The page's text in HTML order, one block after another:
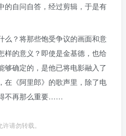
的自问自答，经过剪辑，于是有
么？将那些饱受争议的画面和意
样的意义？即使是金基德，也给
够确定的，是他已将电影融入了
在《阿里郎》的歌声里，除了电
不再那么重要……
请勿转载。